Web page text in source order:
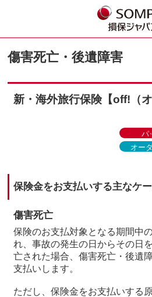
傷害死亡・後遺障害
新・海外旅行保険【off!（
パ
オー
保険金をお支払いする主なケ
傷害死亡
保険のお支払対象となる期間中
れ、事故の発生の日からその日
亡された場合、傷害死亡・後遺
支払いします。
ただし、保険金をお支払いする